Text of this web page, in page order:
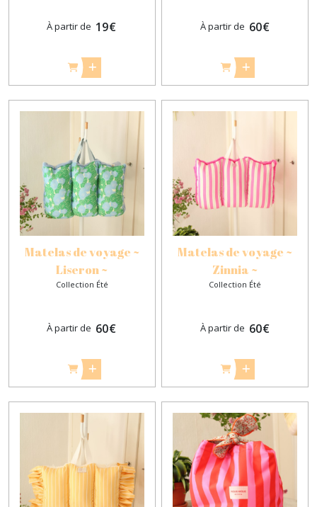
À partir de 19€ À partir de 60€
Matelas de voyage ~
Liseron ~
Collection Été
À partir de 60€
Matelas de voyage ~
Zinnia ~
Collection Été
À partir de 60€